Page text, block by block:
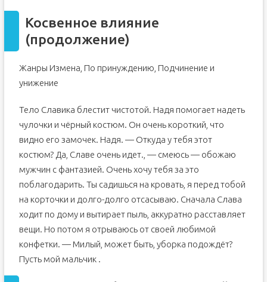
Косвенное влияние
(продолжение)
Жанры Измена, По принуждению, Подчинение и
унижение
Тело Славика блестит чистотой. Надя помогает надеть
чулочки и чёрный костюм. Он очень короткий, что
видно его замочек. Надя. — Откуда у тебя этот
костюм? Да, Славе очень идет., — смеюсь — обожаю
мужчин с фантазией. Очень хочу тебя за это
поблагодарить. Ты садишься на кровать, я перед тобой
на корточки и долго-долго отсасываю. Сначала Слава
ходит по дому и вытирает пыль, аккуратно расставляет
вещи. Но потом я отрываюсь от своей любимой
конфетки. — Милый, может быть, уборка подождёт?
Пусть мой мальчик .